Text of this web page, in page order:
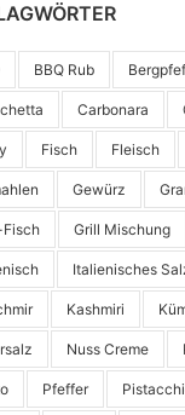
BBQ Rub
Carbonara
Fisch Fleisch
Gewürz
Grill Mischung
Italienisches
Kashmiri
Nuss Creme
Pfeffer